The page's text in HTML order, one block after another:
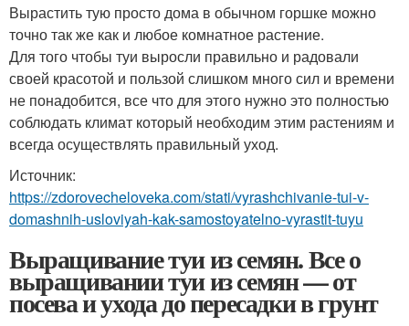
Вырастить тую просто дома в обычном горшке можно
точно так же как и любое комнатное растение.
Для того чтобы туи выросли правильно и радовали
своей красотой и пользой слишком много сил и времени
не понадобится, все что для этого нужно это полностью
соблюдать климат который необходим этим растениям и
всегда осуществлять правильный уход.
Источник:
https://zdorovecheloveka.com/stati/vyrashchivanie-tui-v-
domashnih-usloviyah-kak-samostoyatelno-vyrastit-tuyu
Выращивание туи из семян. Все о
выращивании туи из семян — от
посева и ухода до пересадки в грунт